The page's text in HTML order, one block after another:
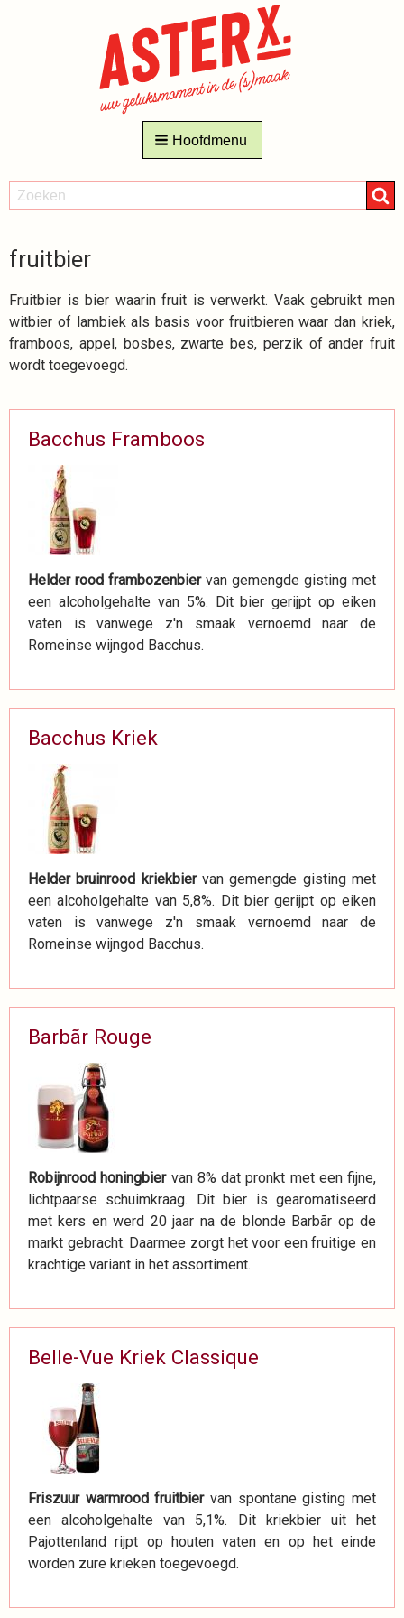
Hoofdmenu
ZOEKEN
Zoeken
fruitbier
Fruitbier is bier waarin fruit is verwerkt. Vaak gebruikt men
witbier of lambiek als basis voor fruitbieren waar dan kriek,
framboos, appel, bosbes, zwarte bes, perzik of ander fruit
wordt toegevoegd.
Bacchus Framboos
Helder rood frambozenbiervan gemengde gisting met
een alcoholgehalte van 5%. Dit bier gerijpt op eiken
vaten is vanwege z'n smaak vernoemd naar de
Romeinse wijngod Bacchus.
Bacchus Kriek
Helder bruinrood kriekbiervan gemengde gisting met
een alcoholgehalte van 5,8%. Dit bier gerijpt op eiken
vaten is vanwege z'n smaak vernoemd naar de
Romeinse wijngod Bacchus.
Barbãr Rouge
Robijnrood honingbiervan 8% dat pronkt met een fijne,
lichtpaarse schuimkraag. Dit bier is gearomatiseerd
met kers en werd 20 jaar na de blonde Barbãr op de
markt gebracht. Daarmee zorgt het voor een fruitige en
krachtige variant in het assortiment.
Belle-Vue Kriek Classique
Friszuur warmrood fruitbiervan spontane gisting met
een alcoholgehalte van 5,1%. Dit kriekbier uit het
Pajottenland rijpt op houten vaten en op het einde
worden zure krieken toegevoegd.